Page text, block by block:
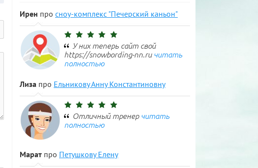
Ирен про сноу-комплекс "Печерский каньон"
У них теперь сайт свой
https://snowbording-nn.ru читать
полностью
Лиза про Ельникову Анну Константиновну
Отличный тренер читать
полностью
Марат про Петушкову Елену